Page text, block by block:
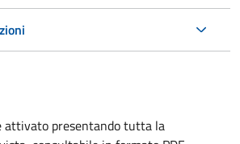
attivato presentando tutta la